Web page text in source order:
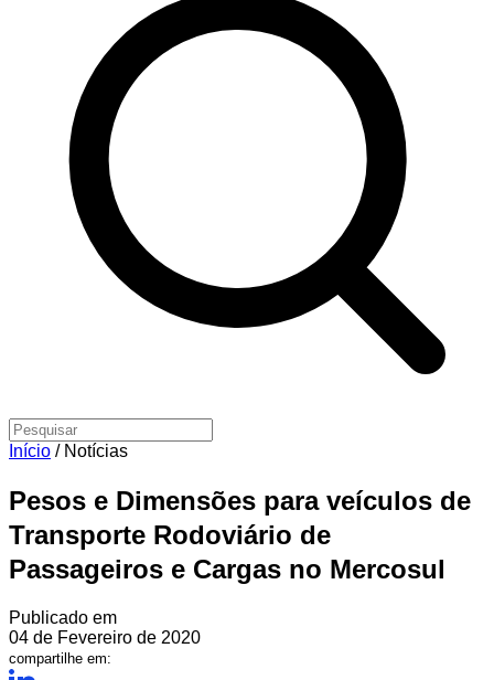
Início / Notícias
Pesos e Dimensões para veículos de
Transporte Rodoviário de
Passageiros e Cargas no Mercosul
Publicado em
04 de Fevereiro de 2020
compartilhe em: